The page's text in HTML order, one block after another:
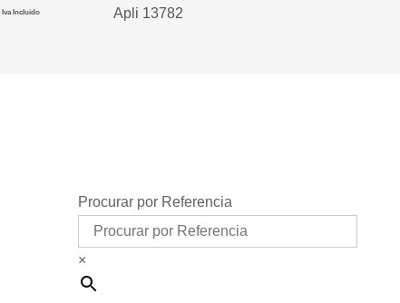
Iva Incluido
Procurar por Referencia
×